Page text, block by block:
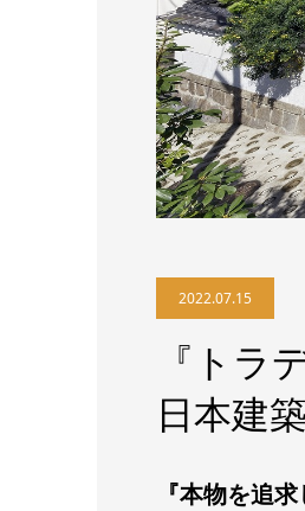
2022.07.15
『トラ
日本建
『本物を追